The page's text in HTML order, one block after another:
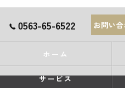
0563-65-6522 お問い
ホーム
サービス